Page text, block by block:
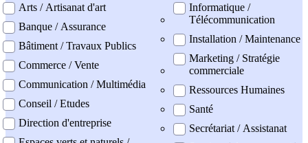
Arts / Artisanat d'art
Banque / Assurance
Bâtiment / Travaux Publics
Commerce / Vente
Communication / Multimédia
Conseil / Etudes
Direction d'entreprise
Informatique /
Télécommunication
Installation / Maintenance
Marketing / Stratégie
commerciale
Ressources Humaines
Santé
Secrétariat / Assistanat